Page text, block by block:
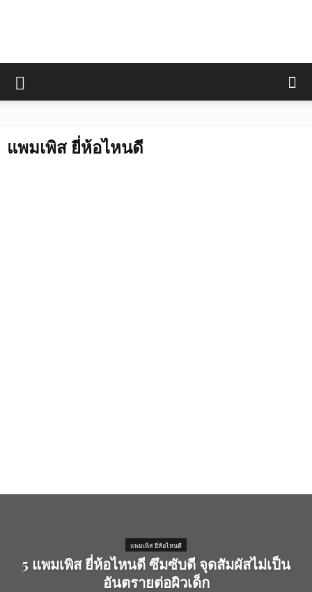
แพมเพิส ยี่ห้อไหนดี
แพมเพิส ยี่ห้อไหนดี
5 แพมเพิส ยี่ห้อไหนดี ซึมซับดี จุดสัมผัสไม่เป็น
อันตรายต่อผิวเด็ก